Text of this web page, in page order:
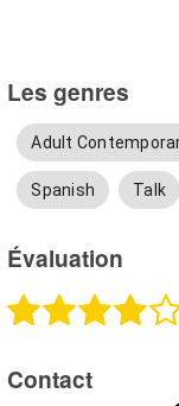
Les genres
Adult
Spanish Talk
Évaluation
Contact